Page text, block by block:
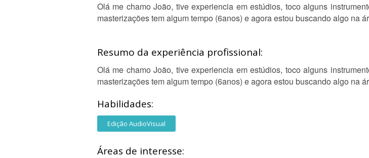
Olá me chamo João, tive experiencia em estúdios, toco alguns
masterizações tem algum tempo (6anos) e agora estou buscando algo na
Resumo da experiência profissional:
Olá me chamo João, tive experiencia em estúdios, toco alguns
masterizações tem algum tempo (6anos) e agora estou buscando algo na
Habilidades:
Edição AudioVisual
Áreas de interesse: